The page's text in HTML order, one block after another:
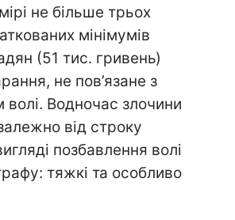
не більше трьох
мінімумів
(51 тис. гривень)
не пов’язане з
волі. Водночас злочини
від строку
позбавлення волі
тяжкі та особливо